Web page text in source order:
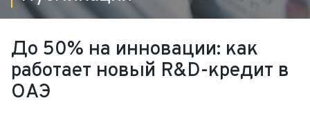
До 50% на инновации: как
работает новый R&D-кредит в
ОАЭ